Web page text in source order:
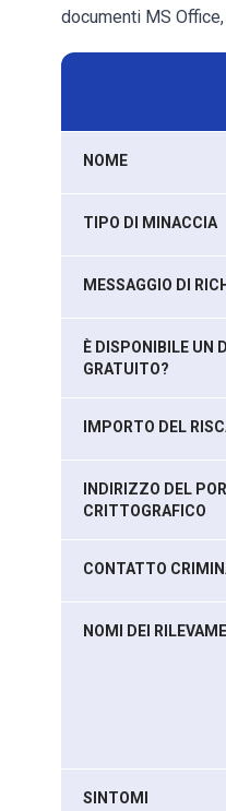
documenti MS
NOME
TIPO DI MINACCIA
MESSAGGIO DI
È DISPONIBILE UN
GRATUITO?
IMPORTO DEL
INDIRIZZO DEL
CRITTOGRAFICO
CONTATTO
NOMI DEI
SINTOMI